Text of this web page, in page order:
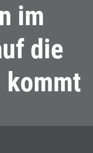
im
die
kommt